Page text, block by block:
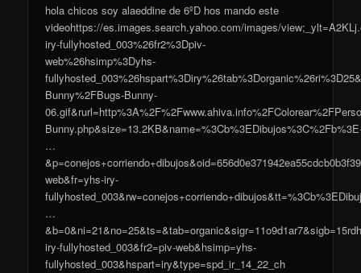
hola chicos soy alaeddine de 6ºD hos mando este
videohttps://es.images.search.yahoo.com/images/
iry-fullyhosted_003%26fr2%3Dpiv-
web%26hsimp%3Dyhs-
Bunny%2FBugs-Bunny-
…
web&fr=yhs-iry-
…
iry-fullyhosted_003&fr2=piv-web&hsimp=yhs-
fullyhosted_003&hspart=iry&type=spd_ir_14_22_ch